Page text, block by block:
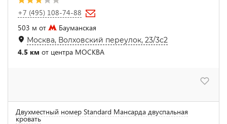
+7 (495) 108-74-88
503 м от
Бауманская
Москва, Волховский переулок, 23/3с2
4.5 км от центра МОСКВА
Двухместный номер Standard Мансарда двуспальная
кровать